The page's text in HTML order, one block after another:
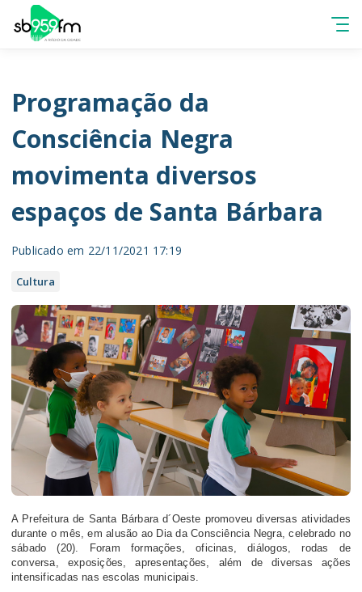
Programação da
Consciência Negra
movimenta diversos
espaços de Santa Bárbara
Publicado em 22/11/2021 17:19
Cultura
A Prefeitura de Santa Bárbara d´Oeste promoveu diversas atividades
durante o mês, em alusão ao Dia da Consciência Negra, celebrado no
sábado (20). Foram formações, oficinas, diálogos, rodas de
conversa, exposições, apresentações, além de diversas ações
intensificadas nas escolas municipais.